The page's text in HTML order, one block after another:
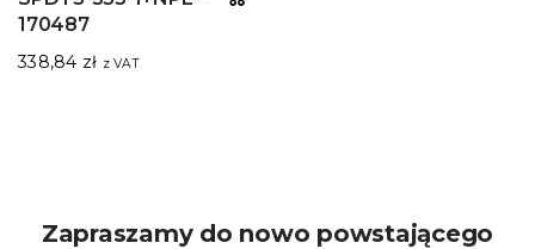
170487
338,84 zł z VAT
Zapraszamy do nowo powstającego